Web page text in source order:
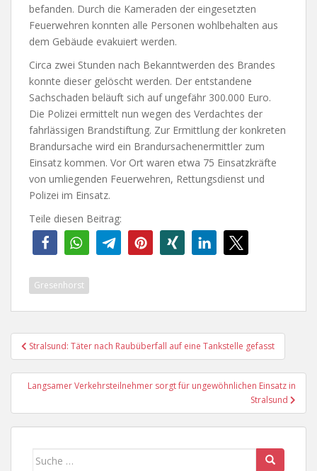
befanden. Durch die Kameraden der eingesetzten
Feuerwehren konnten alle Personen wohlbehalten aus
dem Gebäude evakuiert werden.
Circa zwei Stunden nach Bekanntwerden des Brandes
konnte dieser gelöscht werden. Der entstandene
Sachschaden beläuft sich auf ungefähr 300.000 Euro.
Die Polizei ermittelt nun wegen des Verdachtes der
fahrlässigen Brandstiftung. Zur Ermittlung der konkreten
Brandursache wird ein Brandursachenermittler zum
Einsatz kommen. Vor Ort waren etwa 75 Einsatzkräfte
von umliegenden Feuerwehren, Rettungsdienst und
Polizei im Einsatz.
Teile diesen Beitrag:
Gresenhorst
Beitragsnavigation
Stralsund: Täter nach Raubüberfall auf eine Tankstelle gefasst
Langsamer Verkehrsteilnehmer sorgt für ungewöhnlichen Einsatz in
Stralsund
Suche